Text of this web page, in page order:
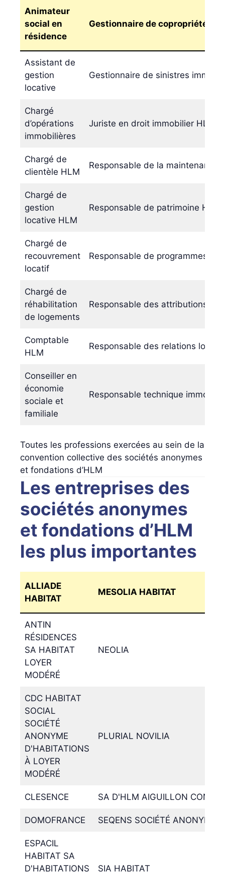
Animateur
social en
résidence
Gestionnaire de copropriété
Assistant de
gestion
locative
Gestionnaire de sinistres
Chargé
d’opérations
immobilières
Juriste en droit immobilier HLM
Chargé de
clientèle HLM
Responsable de la maintenance
Chargé de
gestion
locative HLM
Responsable de patrimoine HLM
Chargé de
recouvrement
locatif
Responsable de programmes de
Chargé de
réhabilitation
de logements
Responsable des attributions de
Comptable
HLM
Responsable des relations
Conseiller en
économie
sociale et
familiale
Responsable technique
Toutes les professions exercées au sein de la
convention collective des sociétés anonymes
et fondations d’HLM
Les entreprises des
sociétés anonymes
et fondations d’HLM
les plus importantes
ALLIADE
HABITAT
MESOLIA HABITAT
ANTIN
RÉSIDENCES
SA HABITAT
LOYER
MODÉRÉ
NEOLIA
CDC HABITAT
SOCIAL
SOCIÉTÉ
ANONYME
D'HABITATIONS
À LOYER
MODÉRÉ
PLURIAL NOVILIA
CLESENCE SA D'HLM AIGUILLON
DOMOFRANCE SEQENS SOCIÉTÉ ANONYME
ESPACIL
HABITAT SA
D'HABITATIONS
SIA HABITAT